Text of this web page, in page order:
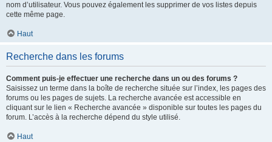
nom d’utilisateur. Vous pouvez également les supprimer de vos listes depuis
cette même page.
Haut
Recherche dans les forums
Comment puis-je effectuer une recherche dans un ou des forums ?
Saisissez un terme dans la boîte de recherche située sur l’index, les pages des
forums ou les pages de sujets. La recherche avancée est accessible en
cliquant sur le lien « Recherche avancée » disponible sur toutes les pages du
forum. L’accès à la recherche dépend du style utilisé.
Haut